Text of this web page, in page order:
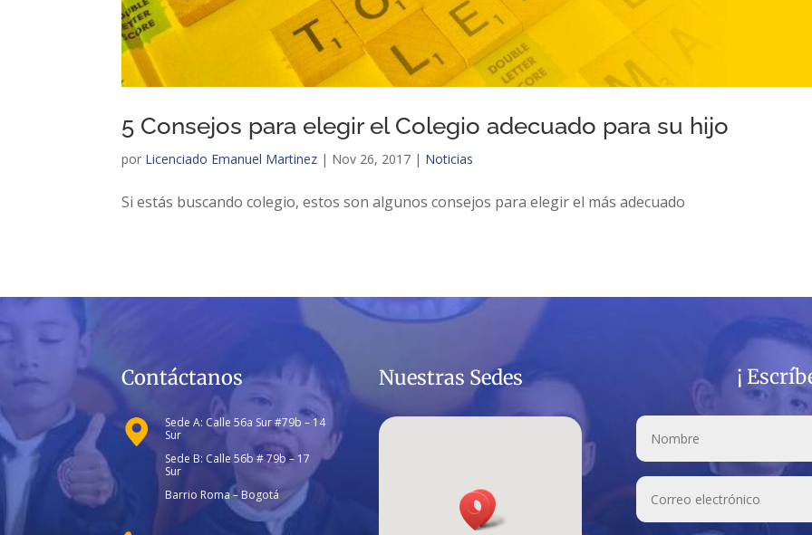
5 Consejos para elegir el Colegio adecuado para su hijo
por Licenciado Emanuel Martinez | Nov 26, 2017 | Noticias
Si estás buscando colegio, estos son algunos consejos para elegir el más adecuado
Contáctanos
Sede A: Calle 56a Sur #79b – 14
Sur
Sede B: Calle 56b # 79b – 17
Sur
Barrio Roma – Bogotá
Nuestras Sedes ¡